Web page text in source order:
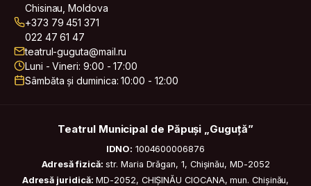
Chisinau, Moldova
+373 79 451 371
022 47 61 47
teatrul-guguta@mail.ru
Luni - Vineri: 9:00 - 17:00
Sâmbăta și duminica: 10:00 - 12:00
Teatrul Municipal de Păpuși „Guguță”
IDNO: 1004600006876
Adresă fizică: str. Maria Drăgan, 1, Chișinău, MD-2052
Adresă juridică: MD-2052, CHIȘINĂU CIOCANA, mun. Chișinău,